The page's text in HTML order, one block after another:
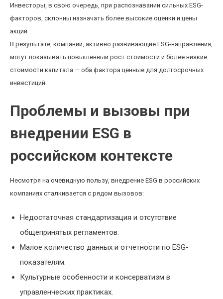
Инвесторы, в свою очередь, при распознавании сильных ESG-
факторов, склонны назначать более высокие оценки и цены
акций.
В результате, компании, активно развивающие ESG-направления,
могут показывать повышенный рост стоимости и более низкие
стоимости капитала — оба фактора ценные для долгосрочных
инвестиций.
Проблемы и вызовы при
внедрении ESG в
российском контексте
Несмотря на очевидную пользу, внедрение ESG в российских
компаниях сталкивается с рядом вызовов:
Недостаточная стандартизация и отсутствие
общепринятых регламентов.
Малое количество данных и отчетности по ESG-
показателям.
Культурные особенности и консерватизм в
управленческих практиках.